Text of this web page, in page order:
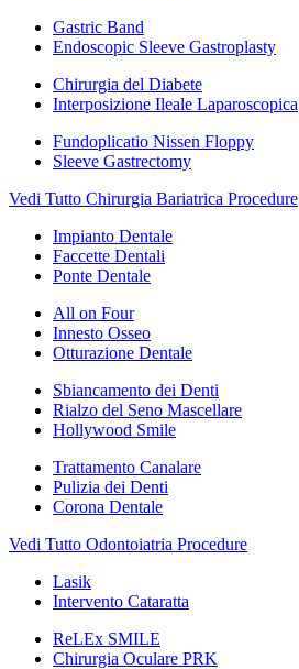
Gastric Band
Endoscopic Sleeve Gastroplasty
Chirurgia del Diabete
Interposizione Ileale Laparoscopica
Fundoplicatio Nissen Floppy
Sleeve Gastrectomy
Vedi Tutto Chirurgia Bariatrica Procedure
Impianto Dentale
Faccette Dentali
Ponte Dentale
All on Four
Innesto Osseo
Otturazione Dentale
Sbiancamento dei Denti
Rialzo del Seno Mascellare
Hollywood Smile
Trattamento Canalare
Pulizia dei Denti
Corona Dentale
Vedi Tutto Odontoiatria Procedure
Lasik
Intervento Cataratta
ReLEx SMILE
Chirurgia Oculare PRK